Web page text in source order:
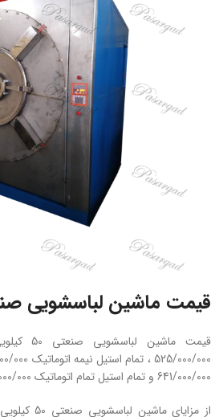
قیمت ماشین لباسشویی صنعتی 50
قیمت
641/000/000 و تمام استیل تمام اتوماتیک 693/000/000 می باشد.
از مزایای